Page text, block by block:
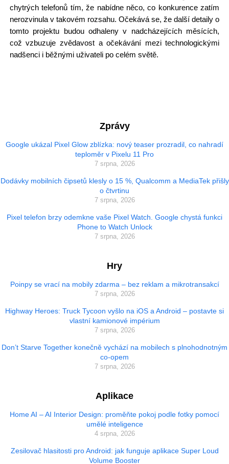
chytrých telefonů tím, že nabídne něco, co konkurence zatím
nerozvinula v takovém rozsahu. Očekává se, že další detaily o
tomto projektu budou odhaleny v nadcházejících měsících,
což vzbuzuje zvědavost a očekávání mezi technologickými
nadšenci i běžnými uživateli po celém světě.
Zprávy
Google ukázal Pixel Glow zblízka: nový teaser prozradil, co nahradí
teploměr v Pixelu 11 Pro
7 srpna, 2026
Dodávky mobilních čipsetů klesly o 15 %, Qualcomm a MediaTek přišly
o čtvrtinu
7 srpna, 2026
Pixel telefon brzy odemkne vaše Pixel Watch. Google chystá funkci
Phone to Watch Unlock
7 srpna, 2026
Hry
Poinpy se vrací na mobily zdarma – bez reklam a mikrotransakcí
7 srpna, 2026
Highway Heroes: Truck Tycoon vyšlo na iOS a Android – postavte si
vlastní kamionové impérium
7 srpna, 2026
Don’t Starve Together konečně vychází na mobilech s plnohodnotným
co-opem
7 srpna, 2026
Aplikace
Home AI – AI Interior Design: proměňte pokoj podle fotky pomocí
umělé inteligence
4 srpna, 2026
Zesilovač hlasitosti pro Android: jak funguje aplikace Super Loud
Volume Booster